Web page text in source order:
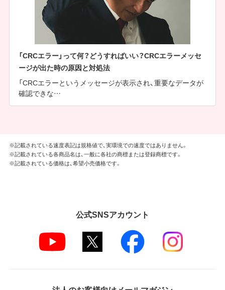
「CRCエラー」って何？どうすればいい？CRCエラーメッセ
ージが出た時の原因と対処法
「CRCエラーというメッセージが表示され、重要なデータが
確認できな…
※記載されている速度表記は規格値で、実環境での速度ではありません。
※記載されている各商品名は、一般に各社の商標または登録商標です。
※記載されている価格は、希望小売価格です。
公式SNSアカウント